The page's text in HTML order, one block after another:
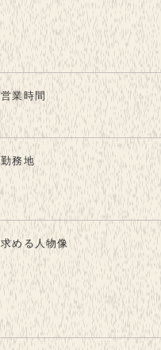
営業時間
勤務地
求める人物像